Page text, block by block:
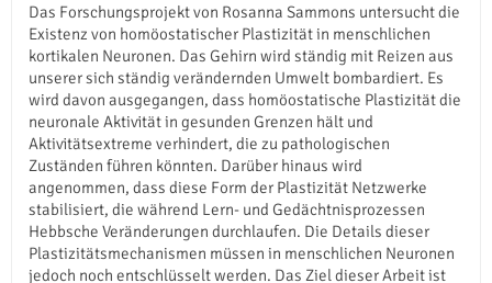
Das Forschungsprojekt von Rosanna Sammons untersucht die
Existenz von homöostatischer Plastizität in menschlichen
kortikalen Neuronen. Das Gehirn wird ständig mit Reizen aus
unserer sich ständig verändernden Umwelt bombardiert. Es
wird davon ausgegangen, dass homöostatische Plastizität die
neuronale Aktivität in gesunden Grenzen hält und
Aktivitätsextreme verhindert, die zu pathologischen
Zuständen führen könnten. Darüber hinaus wird
angenommen, dass diese Form der Plastizität Netzwerke
stabilisiert, die während Lern- und Gedächtnisprozessen
Hebbsche Veränderungen durchlaufen. Die Details dieser
Plastizitätsmechanismen müssen in menschlichen Neuronen
jedoch noch entschlüsselt werden. Das Ziel dieser Arbeit ist